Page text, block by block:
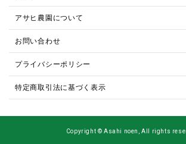
アサヒ農園について
お問い合わせ
プライバシーポリシー
特定商取引法に基づく表示
Copyright © Asahi noen, All rights